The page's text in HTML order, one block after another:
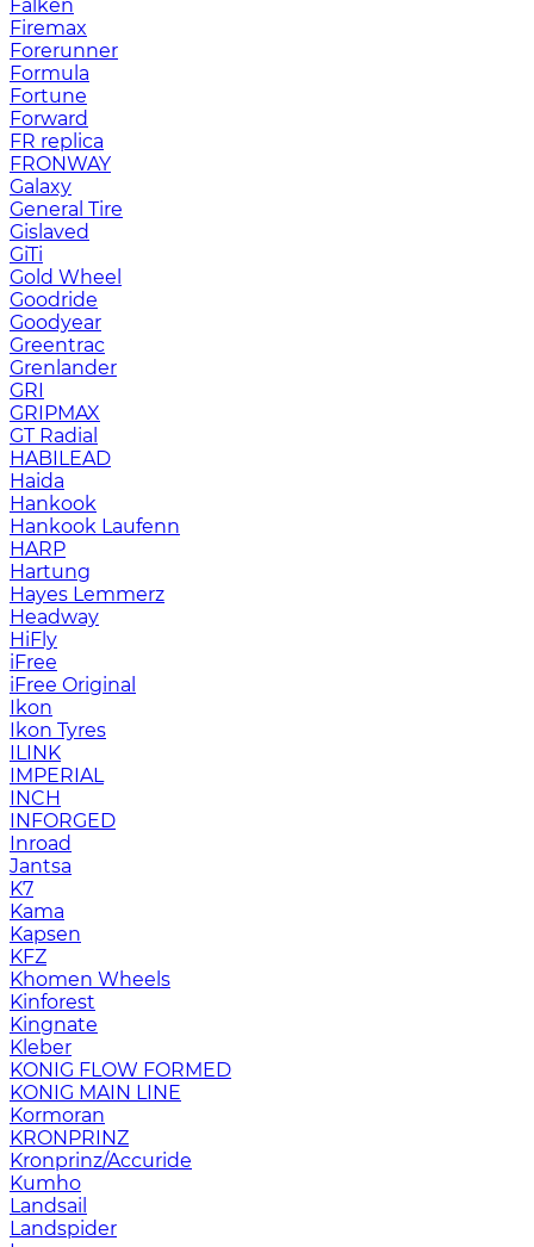
Falken
Firemax
Forerunner
Formula
Fortune
Forward
FR replica
FRONWAY
Galaxy
General Tire
Gislaved
GiTi
Gold Wheel
Goodride
Goodyear
Greentrac
Grenlander
GRI
GRIPMAX
GT Radial
HABILEAD
Haida
Hankook
Hankook Laufenn
HARP
Hartung
Hayes Lemmerz
Headway
HiFly
iFree
iFree Original
Ikon
Ikon Tyres
ILINK
IMPERIAL
INCH
INFORGED
Inroad
Jantsa
K7
Kama
Kapsen
KFZ
Khomen Wheels
Kinforest
Kingnate
Kleber
KONIG FLOW FORMED
KONIG MAIN LINE
Kormoran
KRONPRINZ
Kronprinz/Accuride
Kumho
Landsail
Landspider